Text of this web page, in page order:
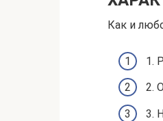
Как и
1.
2.
3.